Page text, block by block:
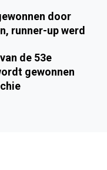
door
runner-up werd
de 53e
gewonnen